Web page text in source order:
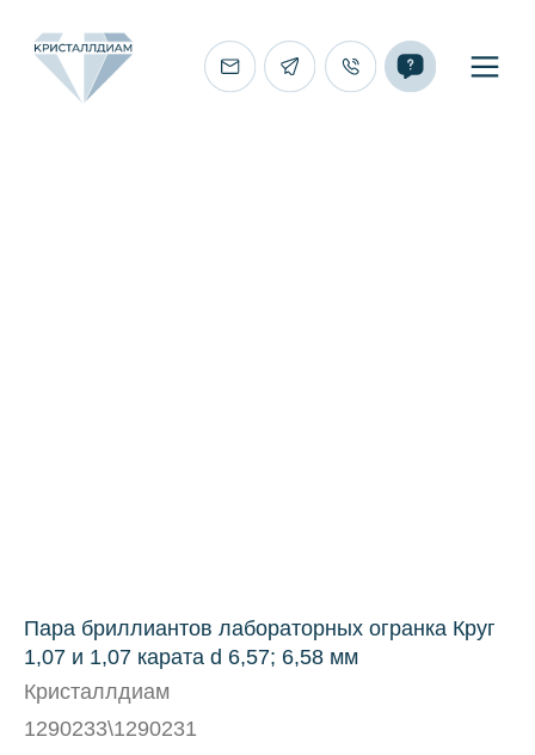
Пара бриллиантов лабораторных огранка Круг
1,07 и 1,07 карата d 6,57; 6,58 мм
Кристаллдиам
1290233\1290231